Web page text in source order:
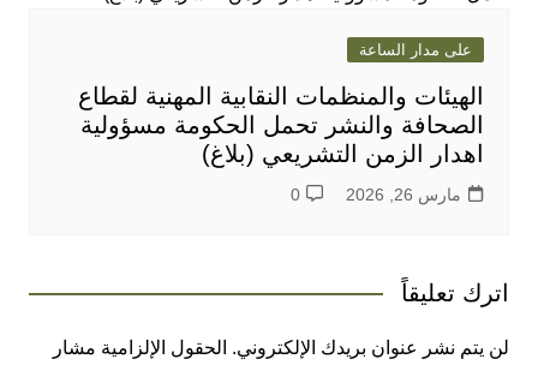
على مدار الساعة
الهيئات والمنظمات النقابية المهنية لقطاع
الصحافة والنشر تحمل الحكومة مسؤولية
اهدار الزمن التشريعي (بلاغ)
مارس 26, 2026 0
اترك تعليقاً
لن يتم نشر عنوان بريدك الإلكتروني. الحقول الإلزامية مشار